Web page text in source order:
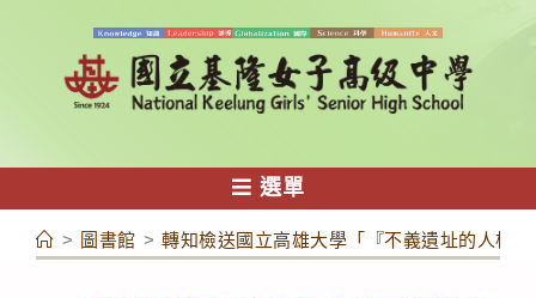
容
選單
> 圖書館 > 轉知檢送國立高雄大學「『不義遺址的人權